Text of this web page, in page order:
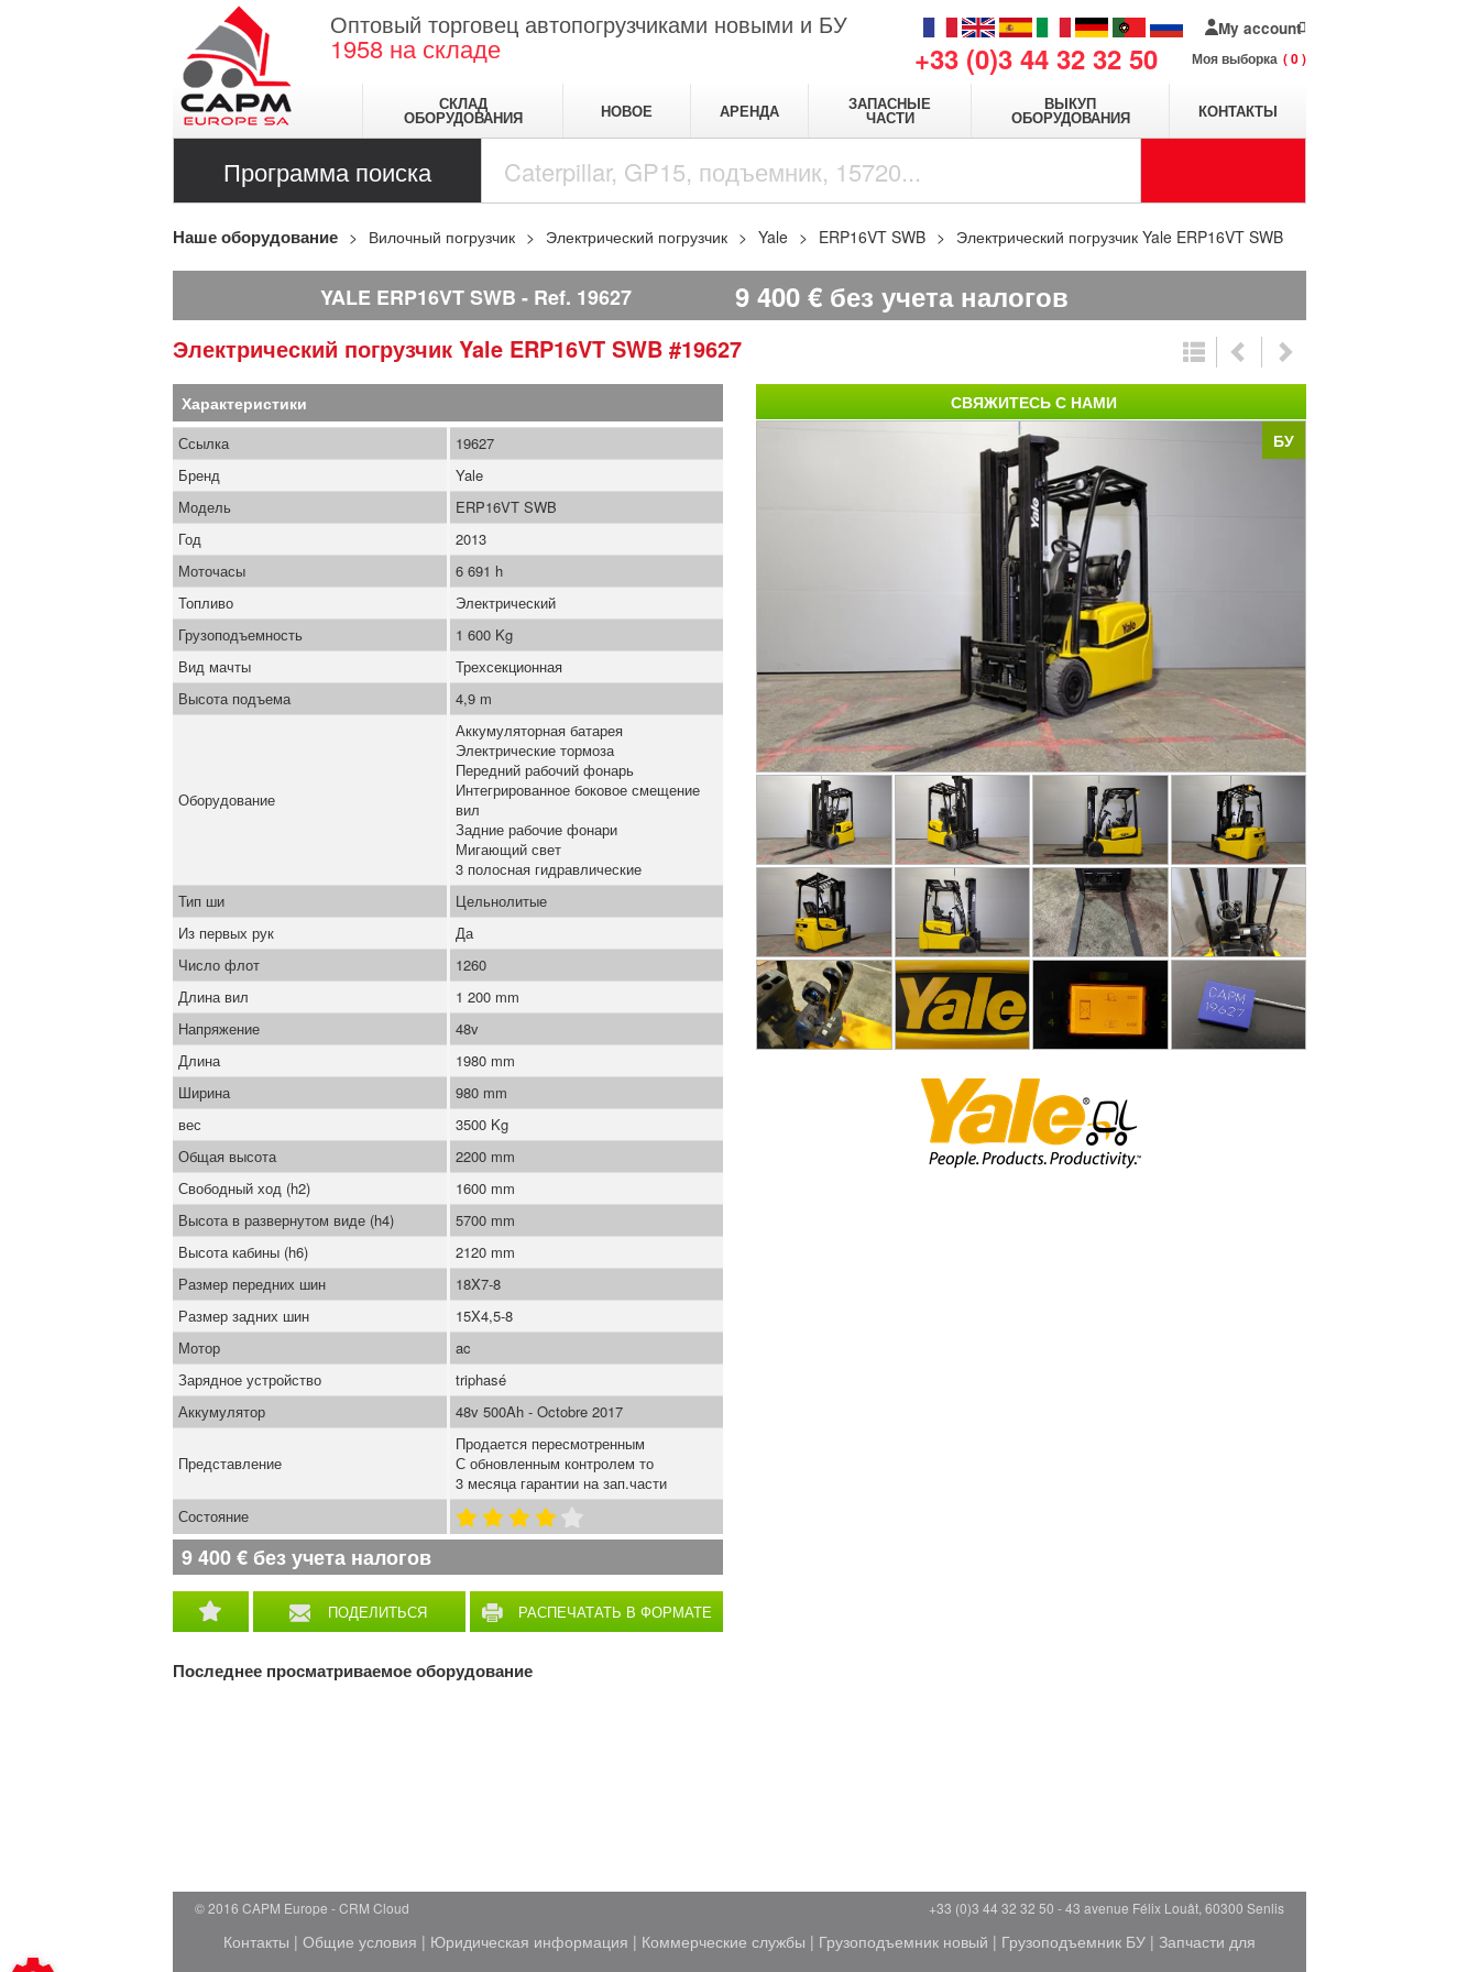
Оптовый торговец автопогрузчиками новыми и БУ
1958 на складе +33 (0)3 44 32 32 50
My account
Моя выборка 0
СКЛАД
ОБОРУДОВАНИЯ НОВОЕ АРЕНДА ЗАПАСНЫЕ
ЧАСТИ
ВЫКУП
ОБОРУДОВАНИЯ КОНТАКТЫ
Программа поиска
Наше оборудование Вилочный погрузчик Электрический погрузчик Yale ERP16VT SWB Электрический погрузчик Yale ERP16VT SWB
YALE ERP16VT SWB Ref. 19627 9 400 € без учета налогов
Электрический погрузчик Yale ERP16VT SWB #19627
БУ
Характеристики
ПОДЕЛИТЬСЯ
РАСПЕЧАТАТЬ В ФОРМАТЕ
Ссылка
19627
Бренд
Yale
Модель
ERP16VT SWB
Год
2013
Моточасы
6 691 h
Топливо
Электрический
Грузоподъемность
1 600 Kg
Вид мачты
Трехсекционная
Высота подъема
4,9 m
Оборудование
Аккумуляторная батарея
Электрические тормоза
Передний рабочий фонарь
Интегрированное боковое смещение
вил
Задние рабочие фонари
Мигающий свет
3 полосная гидравлические
Тип ши
Цельнолитые
Из первых рук
Да
Число флот
1260
Длина вил
1 200 mm
Напряжение
48v
Длина
1980 mm
Ширина
980 mm
вес
3500 Kg
Общая высота
2200 mm
Свободный ход (h2)
1600 mm
Высота в развернутом виде (h4)
5700 mm
Высота кабины (h6)
2120 mm
Размер передних шин
18X7-8
Размер задних шин
15X4,5-8
Мотор
ac
Зарядное устройство
triphasé
Аккумулятор
48v 500Ah - Octobre 2017
Представление
Продается пересмотренным
С обновленным контролем то
3 месяца гарантии на зап.части
Состояние
9 400€ без учета налогов
СВЯЖИТЕСЬ С НАМИ
Последнее просматриваемое оборудование
© 2016 CAPM Europe CRM Cloud +33 (0)3 44 32 32 50 - 43 avenue Félix Louât, 60300 Senlis
Контакты | Общие условия | Юридическая информация | Коммерческие службы | Грузоподъемник новый | Грузоподъемник БУ | Запчасти для